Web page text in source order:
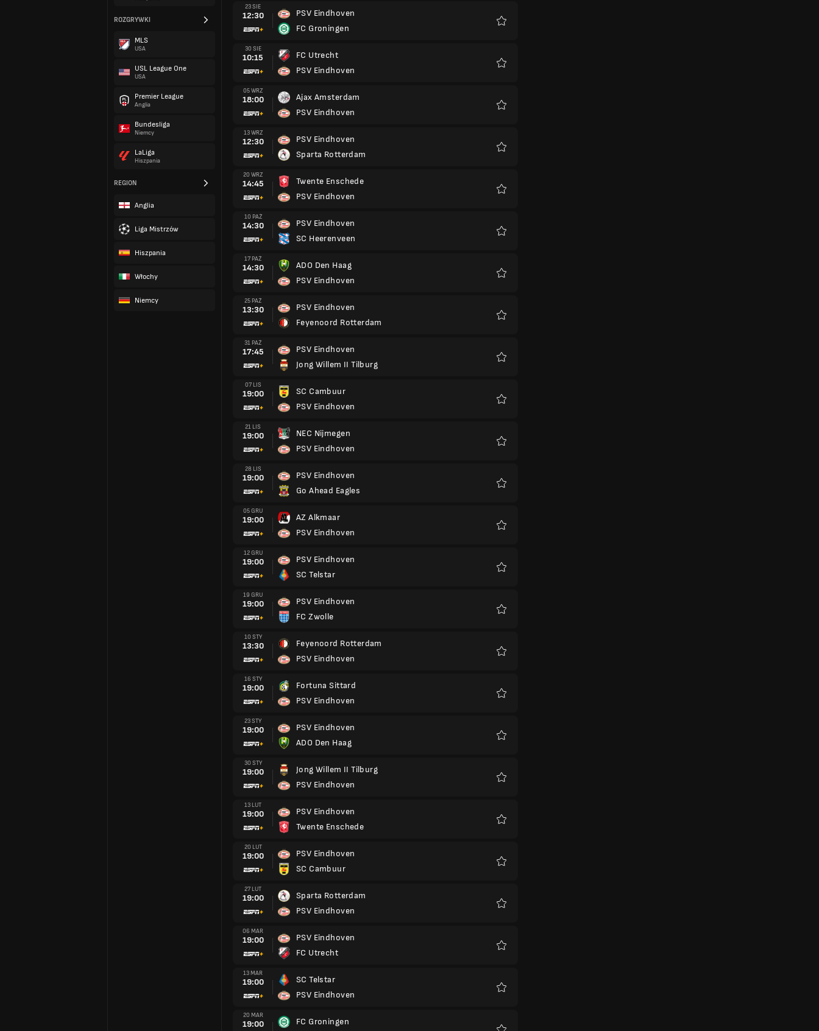
ROZGRYWKI
MLS
USA
USL League One
USA
Premier League
Anglia
Bundesliga
Niemcy
LaLiga
Hiszpania
REGION
Anglia
Liga Mistrzów
Hiszpania
Włochy
Niemcy
23 SIE
12:30
PSV Eindhoven
FC Groningen
30 SIE
10:15
FC Utrecht
PSV Eindhoven
05 WRZ
18:00
Ajax Amsterdam
PSV Eindhoven
13 WRZ
12:30
PSV Eindhoven
Sparta Rotterdam
20 WRZ
14:45
Twente Enschede
PSV Eindhoven
10 PAŹ
14:30
PSV Eindhoven
SC Heerenveen
17 PAŹ
14:30
ADO Den Haag
PSV Eindhoven
25 PAŹ
13:30
PSV Eindhoven
Feyenoord Rotterdam
31 PAŹ
17:45
PSV Eindhoven
Jong Willem II Tilburg
07 LIS
19:00
SC Cambuur
PSV Eindhoven
21 LIS
19:00
NEC Nijmegen
PSV Eindhoven
28 LIS
19:00
PSV Eindhoven
Go Ahead Eagles
05 GRU
19:00
AZ Alkmaar
PSV Eindhoven
12 GRU
19:00
PSV Eindhoven
SC Telstar
19 GRU
19:00
PSV Eindhoven
FC Zwolle
10 STY
13:30
Feyenoord Rotterdam
PSV Eindhoven
16 STY
19:00
Fortuna Sittard
PSV Eindhoven
23 STY
19:00
PSV Eindhoven
ADO Den Haag
30 STY
19:00
Jong Willem II Tilburg
PSV Eindhoven
13 LUT
19:00
PSV Eindhoven
Twente Enschede
20 LUT
19:00
PSV Eindhoven
SC Cambuur
27 LUT
19:00
Sparta Rotterdam
PSV Eindhoven
06 MAR
19:00
PSV Eindhoven
FC Utrecht
13 MAR
19:00
SC Telstar
PSV Eindhoven
20 MAR
19:00
FC Groningen